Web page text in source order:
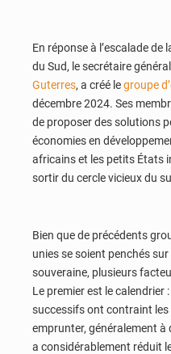
En réponse à l’escalade de
du Sud, le secrétaire
Guterres, a créé legroupe
décembre 2024. Ses
de proposer des solutions
économies en
africains et les petits États
sortir du cercle vicieux du
Bien que de précédents
unies se soient penchés
souveraine, plusieurs
Le premier est le calendrier
successifs ont contraint les
emprunter, généralement à
a considérablement réduit